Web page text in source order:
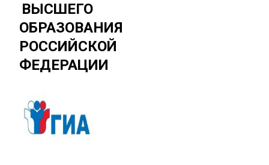
ВЫСШЕГО
ОБРАЗОВАНИЯ
РОССИЙСКОЙ
ФЕДЕРАЦИИ